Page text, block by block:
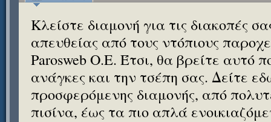
Κλείστε διαμονή για τις διακοπές
απευθείας από τους ντόπιους
Parosweb Ο.Ε. Έτσι, θα βρείτε αυτό
ανάγκες και την τσέπη σας. Δείτε
προσφερόμενης διαμονής, από
πισίνα, έως τα πιο απλά